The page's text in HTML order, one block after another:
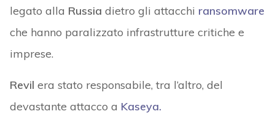
legato alla Russia dietro gli attacchi ransomware
che hanno paralizzato infrastrutture critiche e
imprese.
Revil era stato responsabile, tra l’altro, del
devastante attacco a Kaseya.